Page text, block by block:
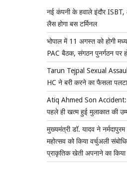
नई कंपनी के हवाले इंदौर
लैस होगा बस टर्मिनल
भोपाल में 11 अगस्त को होगी
PAC बैठक, संगठन पुनर्गठन पर
Tarun Tejpal Sexual
HC ने बरी करने का फैसला
Atiq Ahmed Son
पहले ही खत्म हुई मुलाकात की
मुख्यमंत्री डॉ. यादव ने
महोत्सव को किया वर्चुअली
प्राकृतिक खेती अपनाने का किया